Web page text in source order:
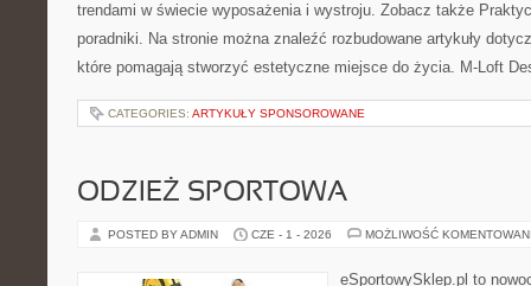
trendami w świecie wyposażenia i wystroju. Zobacz także
poradniki. Na stronie można znaleźć rozbudowane artykuły
które pomagają stworzyć estetyczne miejsce do życia. M-Loft
CATEGORIES: ARTYKUŁY SPONSOROWANE
ODZIEŻ SPORTOWA
POSTED BY ADMIN CZE - 1 - 2026 MOŻLIWOŚĆ
eSportowySklep.pl to